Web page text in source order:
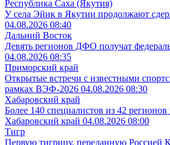
Республика Саха (Якутия)
У села Эйик в Якутии продолжают
04.08.2026 08:40
Дальний Восток
Девять регионов ДФО получат
04.08.2026 08:35
Приморский край
Открытые встречи с известными
рамках ВЭФ-2026 04.08.2026 08:30
Хабаровский край
Более 140 специалистов из 42 регионов
Хабаровский край 04.08.2026 08:00
Тигр
Первую тигрицу, переданную Россией